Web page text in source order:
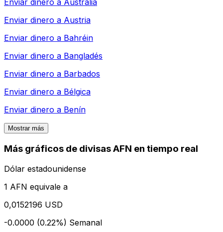
Enviar dinero a Australia
Enviar dinero a Austria
Enviar dinero a Bahréin
Enviar dinero a Bangladés
Enviar dinero a Barbados
Enviar dinero a Bélgica
Enviar dinero a Benín
Mostrar más
Más gráficos de divisas AFN en tiempo real
Dólar estadounidense
1 AFN equivale a
0,0152196 USD
-0.0000 (0.22%) Semanal